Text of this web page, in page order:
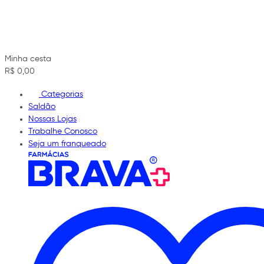
Minha cesta
R$ 0,00
Categorias
Saldão
Nossas Lojas
Trabalhe Conosco
Seja um franqueado